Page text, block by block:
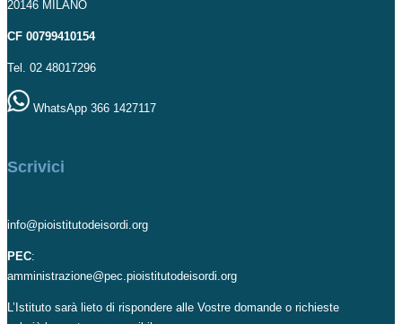
20146 MILANO
CF 00799410154
Tel. 02 48017296
WhatsApp 366 1427117
Scrivici
info@pioistitutodeisordi.org
PEC:
amministrazione@pec.pioistitutodeisordi.org
L’Istituto sarà lieto di rispondere alle Vostre domande o richieste